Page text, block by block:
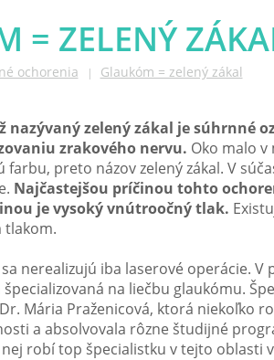
= ZELENÝ
ochorenia | Glaukóm = zelený zákal
nazývaný zelený zákal je súhrnné
zrakového nervu. Oko malo
farbu, preto názov zelený zákal. V
Najčastejšou príčinou tohto
je vysoký vnútroočný tlak.
tlakom.
nerealizujú iba laserové operácie. V
na liečbu glaukómu.
Mária Praženicová, ktorá niekoľko
a absolvovala rôzne študijné
robí top špecialistku v tejto oblasti v